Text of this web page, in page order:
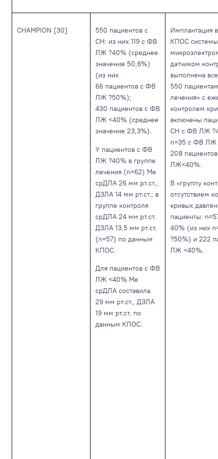
СHAMPION [30]
550 пациентов с
СН: из них 119 с ФВ
ЛЖ ?40% (среднее
значение 50,6%)
(из них
66 пациентов с ФВ
ЛЖ ?50%);
430 пациентов с ФВ
ЛЖ <40% (среднее
значение 23,3%).
У пациентов с ФВ
ЛЖ ?40% в группе
лечения (n=62) Me
срДЛА 26 мм рт.ст.,
ДЗЛА 14 мм рт.ст.; в
группе контроля
срДЛА 24 мм рт.ст.
ДЗЛА 13,5 мм рт.ст.
(n=57) по данным
КПОС.
Для пациентов с ФВ
ЛЖ <40% Me
срДЛА составила
29 мм рт.ст., ДЗЛА
19 мм рт.ст. по
данным КПОС.
Имплантация
КПОС
датчиком
выполнена
550
лечения» с
контролем
включены
СН с ФВ ЛЖ
n=35 c ФВ ЛЖ
208
ЛЖ<40%.
В «группу
отсутствием
кривых
пациенты:
40% (из них
?50%) и 222
ЛЖ <40%.